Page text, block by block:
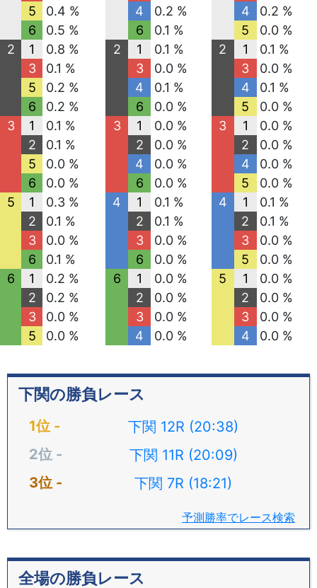
5
0.4 %
6
0.5 %
2
1
0.8 %
3
0.1 %
5
0.2 %
6
0.2 %
3
1
0.1 %
2
0.1 %
5
0.0 %
6
0.0 %
5
1
0.3 %
2
0.1 %
3
0.0 %
6
0.1 %
6
1
0.2 %
2
0.2 %
3
0.0 %
5
0.0 %
4
0.2 %
6
0.1 %
2
1
0.1 %
3
0.0 %
4
0.1 %
6
0.0 %
3
1
0.0 %
2
0.0 %
4
0.0 %
6
0.0 %
4
1
0.1 %
2
0.1 %
3
0.0 %
6
0.0 %
6
1
0.0 %
2
0.0 %
3
0.0 %
4
0.0 %
4
0.2 %
5
0.0 %
2
1
0.1 %
3
0.0 %
4
0.1 %
5
0.0 %
3
1
0.0 %
2
0.0 %
4
0.0 %
5
0.0 %
4
1
0.1 %
2
0.1 %
3
0.0 %
5
0.0 %
5
1
0.0 %
2
0.0 %
3
0.0 %
4
0.0 %
下関の勝負レース
下関 12R (20:38)
下関 11R (20:09)
下関 7R (18:21)
予測勝率でレース検索
全場の勝負レース